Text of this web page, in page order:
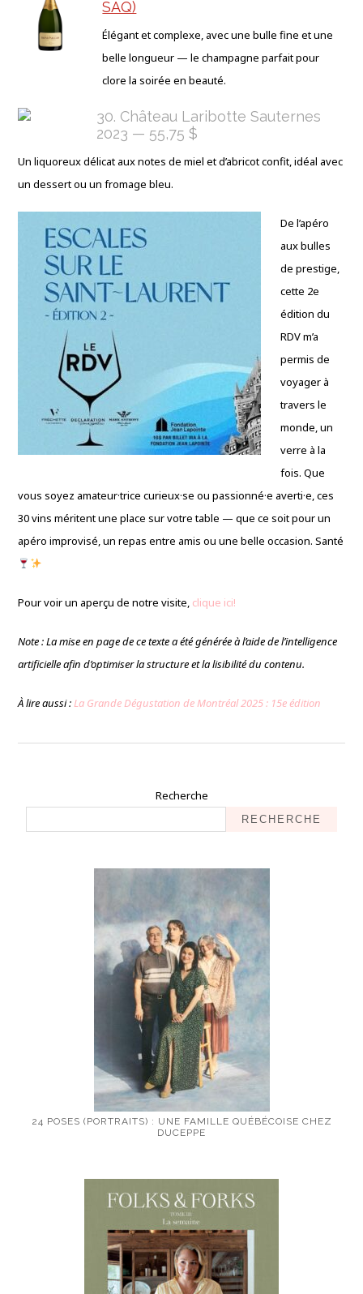
SAQ)
Élégant et complexe, avec une bulle fine et une
belle longueur — le champagne parfait pour
clore la soirée en beauté.
30. Château Laribotte Sauternes
2023 — 55,75 $
Un liquoreux délicat aux notes de miel et d’abricot confit, idéal avec
un dessert ou un fromage bleu.
De l’apéro
aux bulles
de prestige,
cette 2e
édition du
RDV m’a
permis de
voyager à
travers le
monde, un
verre à la
fois. Que
vous soyez amateur·trice curieux·se ou passionné·e averti·e, ces
30 vins méritent une place sur votre table — que ce soit pour un
apéro improvisé, un repas entre amis ou une belle occasion. Santé
Pour voir un aperçu de notre visite, clique ici!
Note : La mise en page de ce texte a été générée à l’aide de l’intelligence
artificielle afin d’optimiser la structure et la lisibilité du contenu.
À lire aussi :La Grande Dégustation de Montréal 2025 : 15e édition
Recherche
RECHERCHE
24 POSES (PORTRAITS) : UNE FAMILLE QUÉBÉCOISE CHEZ
DUCEPPE